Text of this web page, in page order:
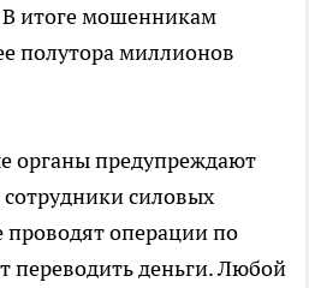
итоге мошенникам
полутора миллионов
органы предупреждают
силовых
проводят операции по
переводить деньги. Любой